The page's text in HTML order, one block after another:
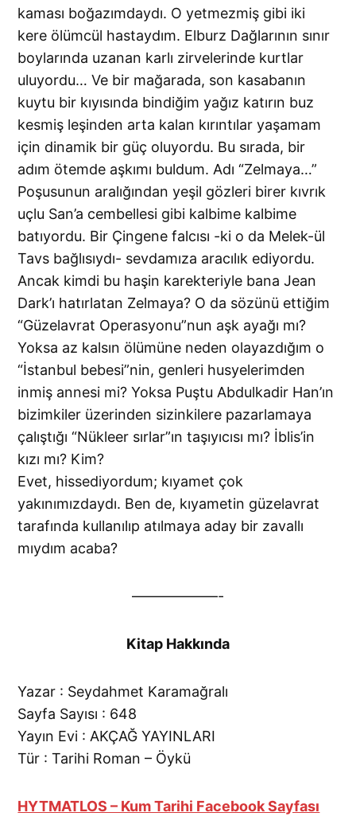
kaması boğazımdaydı. O yetmezmiş gibi iki
kere ölümcül hastaydım. Elburz Dağlarının sınır
boylarında uzanan karlı zirvelerinde kurtlar
uluyordu… Ve bir mağarada, son kasabanın
kuytu bir kıyısında bindiğim yağız katırın buz
kesmiş leşinden arta kalan kırıntılar yaşamam
için dinamik bir güç oluyordu. Bu sırada, bir
adım ötemde aşkımı buldum. Adı “Zelmaya…”
Poşusunun aralığından yeşil gözleri birer kıvrık
uçlu San’a cembellesi gibi kalbime kalbime
batıyordu. Bir Çingene falcısı -ki o da Melek-ül
Tavs bağlısıydı- sevdamıza aracılık ediyordu.
Ancak kimdi bu haşin karekteriyle bana Jean
Dark’ı hatırlatan Zelmaya? O da sözünü ettiğim
“Güzelavrat Operasyonu”nun aşk ayağı mı?
Yoksa az kalsın ölümüne neden olayazdığım o
“İstanbul bebesi”nin, genleri husyelerimden
inmiş annesi mi? Yoksa Puştu Abdulkadir Han’ın
bizimkiler üzerinden sizinkilere pazarlamaya
çalıştığı “Nükleer sırlar”ın taşıyıcısı mı? İblis’in
kızı mı? Kim?
Evet, hissediyordum; kıyamet çok
yakınımızdaydı. Ben de, kıyametin güzelavrat
tarafında kullanılıp atılmaya aday bir zavallı
mıydım acaba?
——————-
Kitap Hakkında
Yazar : Seydahmet Karamağralı
Sayfa Sayısı : 648
Yayın Evi : AKÇAĞ YAYINLARI
Tür : Tarihi Roman – Öykü
HYTMATLOS – Kum Tarihi Facebook Sayfası